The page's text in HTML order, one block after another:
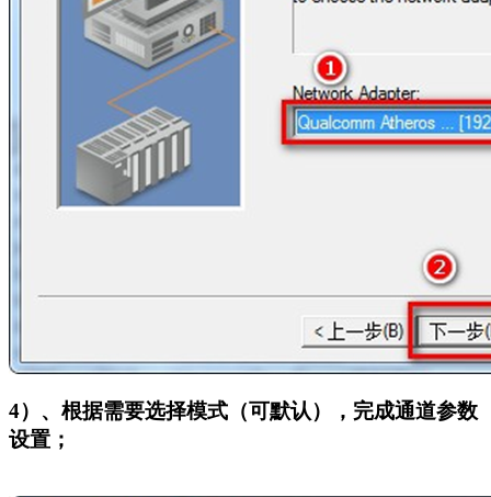
4）、根据需要选择模式（可默认），完成通道参数
设置；